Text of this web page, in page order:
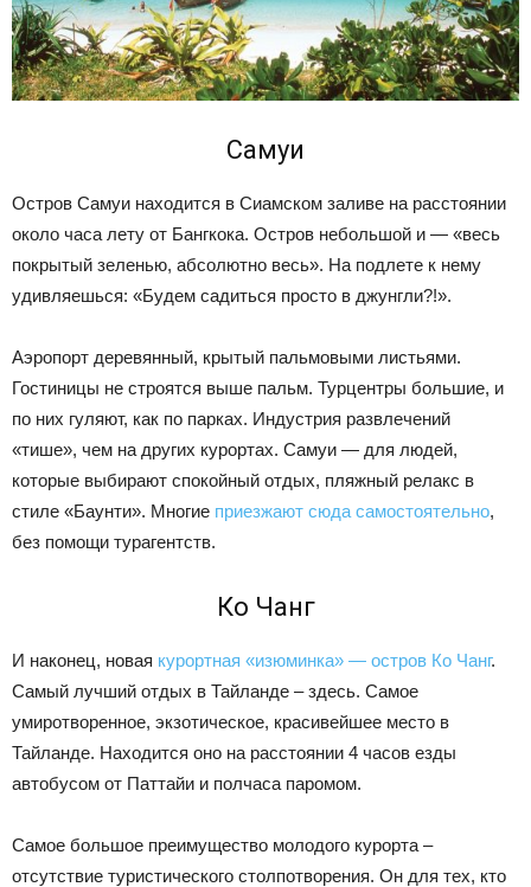
Самуи
Остров Самуи находится в Сиамском заливе на расстоянии
около часа лету от Бангкока. Остров небольшой и — «весь
покрытый зеленью, абсолютно весь». На подлете к нему
удивляешься: «Будем садиться просто в джунгли?!».
Аэропорт деревянный, крытый пальмовыми листьями.
Гостиницы не строятся выше пальм. Турцентры большие, и
по них гуляют, как по парках. Индустрия развлечений
«тише», чем на других курортах. Самуи — для людей,
которые выбирают спокойный отдых, пляжный релакс в
стиле «Баунти». Многие приезжают сюда самостоятельно,
без помощи турагентств.
Ко Чанг
И наконец, новая курортная «изюминка» — остров Ко Чанг.
Самый лучший отдых в Тайланде – здесь. Самое
умиротворенное, экзотическое, красивейшее место в
Тайланде. Находится оно на расстоянии 4 часов езды
автобусом от Паттайи и полчаса паромом.
Самое большое преимущество молодого курорта –
отсутствие туристического столпотворения. Он для тех, кто